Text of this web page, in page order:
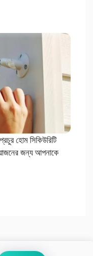
হোম সিকিউরিটি
জন্য আপনাকে